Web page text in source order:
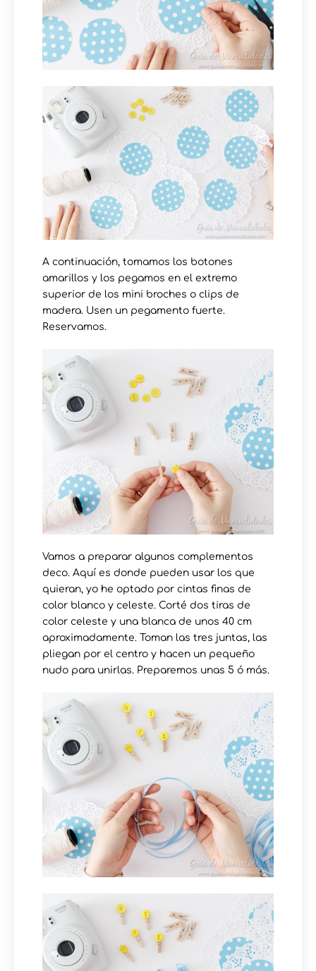
A continuación, tomamos los botones
amarillos y los pegamos en el extremo
superior de los mini broches o clips de
madera. Usen un pegamento fuerte.
Reservamos.
Vamos a preparar algunos complementos
deco. Aquí es donde pueden usar los que
quieran, yo he optado por cintas finas de
color blanco y celeste. Corté dos tiras de
color celeste y una blanca de unos 40 cm
aproximadamente. Toman las tres juntas, las
pliegan por el centro y hacen un pequeño
nudo para unirlas. Preparemos unas 5 ó más.